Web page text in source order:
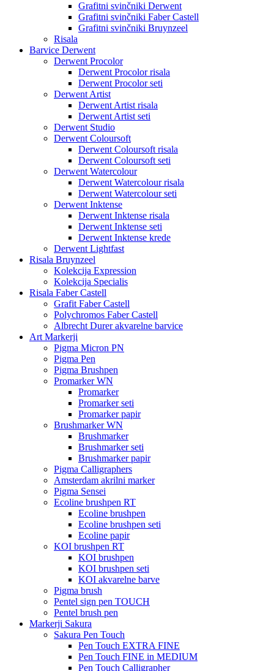
Grafitni svinčniki Derwent
Grafitni svinčniki Faber Castell
Grafitni svinčniki Bruynzeel
Risala
Barvice Derwent
Derwent Procolor
Derwent Procolor risala
Derwent Procolor seti
Derwent Artist
Derwent Artist risala
Derwent Artist seti
Derwent Studio
Derwent Coloursoft
Derwent Coloursoft risala
Derwent Coloursoft seti
Derwent Watercolour
Derwent Watercolour risala
Derwent Watercolour seti
Derwent Inktense
Derwent Inktense risala
Derwent Inktense seti
Derwent Inktense krede
Derwent Lightfast
Risala Bruynzeel
Kolekcija Expression
Kolekcija Specialis
Risala Faber Castell
Grafit Faber Castell
Polychromos Faber Castell
Albrecht Durer akvarelne barvice
Art Markerji
Pigma Micron PN
Pigma Pen
Pigma Brushpen
Promarker WN
Promarker
Promarker seti
Promarker papir
Brushmarker WN
Brushmarker
Brushmarker seti
Brushmarker papir
Pigma Calligraphers
Amsterdam akrilni marker
Pigma Sensei
Ecoline brushpen RT
Ecoline brushpen
Ecoline brushpen seti
Ecoline papir
KOI brushpen RT
KOI brushpen
KOI brushpen seti
KOI akvarelne barve
Pigma brush
Pentel sign pen TOUCH
Pentel brush pen
Markerji Sakura
Sakura Pen Touch
Pen Touch EXTRA FINE
Pen Touch FINE in MEDIUM
Pen Touch Calligrapher